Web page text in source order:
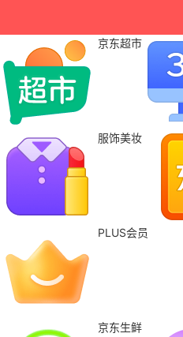
京东超市
服饰美妆
PLUS会员
京东生鲜